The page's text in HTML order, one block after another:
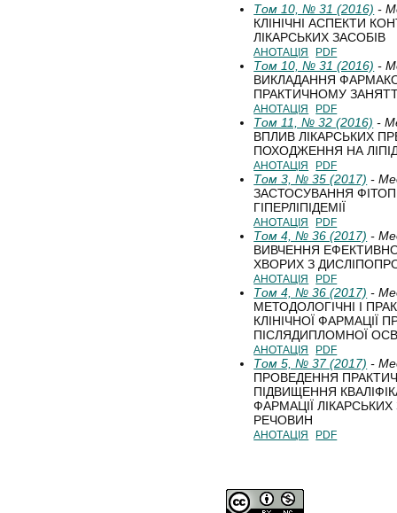
Том 10, № 31 (2016) -
КЛІНІЧНІ АСПЕКТИ
ЛІКАРСЬКИХ ЗАСОБІВ
АНОТАЦІЯ PDF
Том 10, № 31 (2016) -
ВИКЛАДАННЯ
ПРАКТИЧНОМУ
АНОТАЦІЯ PDF
Том 11, № 32 (2016) -
ВПЛИВ ЛІКАРСЬКИХ
ПОХОДЖЕННЯ НА
АНОТАЦІЯ PDF
Том 3, № 35 (2017) -
ЗАСТОСУВАННЯ
ГІПЕРЛІПІДЕМІЇ
АНОТАЦІЯ PDF
Том 4, № 36 (2017) -
ВИВЧЕННЯ
ХВОРИХ З
АНОТАЦІЯ PDF
Том 4, № 36 (2017) -
МЕТОДОЛОГІЧНІ І
КЛІНІЧНОЇ ФАРМАЦІЇ
ПІСЛЯДИПЛОМНОЇ
АНОТАЦІЯ PDF
Том 5, № 37 (2017) -
ПРОВЕДЕННЯ
ПІДВИЩЕННЯ
ФАРМАЦІЇ
РЕЧОВИН
АНОТАЦІЯ PDF